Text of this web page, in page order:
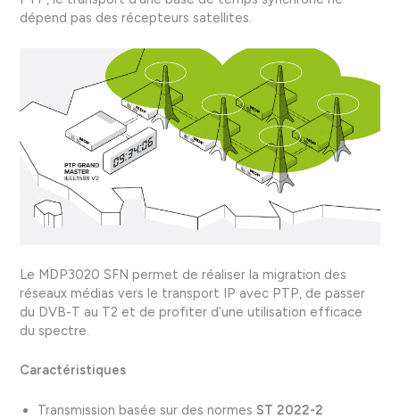
dépend pas des récepteurs satellites.
Le MDP3020 SFN permet de réaliser la migration des
réseaux médias vers le transport IP avec PTP, de passer
du DVB-T au T2 et de profiter d’une utilisation efficace
du spectre.
Caractéristiques
Transmission basée sur des normes ST 2022-2